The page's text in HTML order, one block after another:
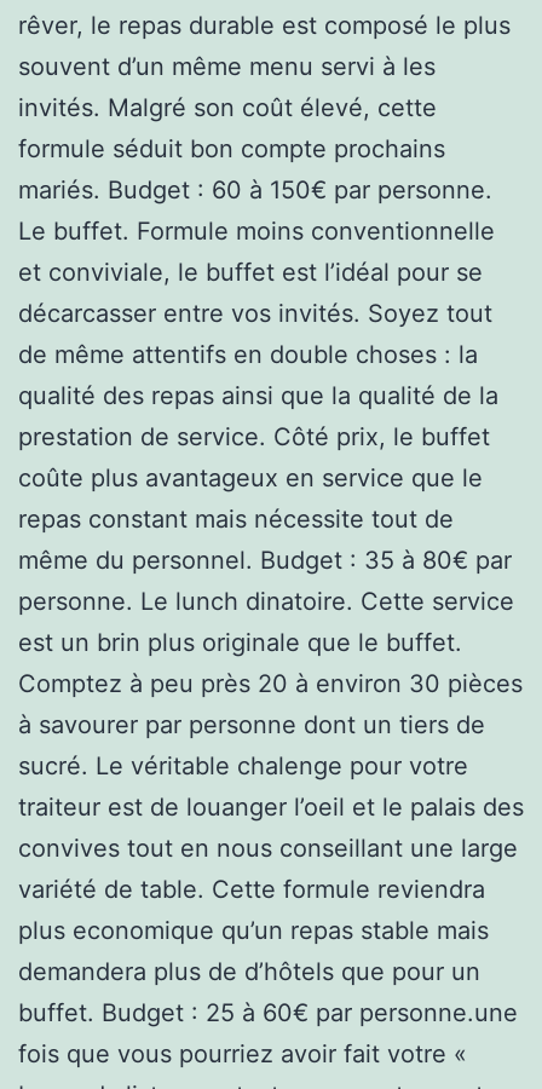
rêver, le repas durable est composé le plus
souvent d’un même menu servi à les
invités. Malgré son coût élevé, cette
formule séduit bon compte prochains
mariés. Budget : 60 à 150€ par personne.
Le buffet. Formule moins conventionnelle
et conviviale, le buffet est l’idéal pour se
décarcasser entre vos invités. Soyez tout
de même attentifs en double choses : la
qualité des repas ainsi que la qualité de la
prestation de service. Côté prix, le buffet
coûte plus avantageux en service que le
repas constant mais nécessite tout de
même du personnel. Budget : 35 à 80€ par
personne. Le lunch dinatoire. Cette service
est un brin plus originale que le buffet.
Comptez à peu près 20 à environ 30 pièces
à savourer par personne dont un tiers de
sucré. Le véritable chalenge pour votre
traiteur est de louanger l’oeil et le palais des
convives tout en nous conseillant une large
variété de table. Cette formule reviendra
plus economique qu’un repas stable mais
demandera plus de d’hôtels que pour un
buffet. Budget : 25 à 60€ par personne.une
fois que vous pourriez avoir fait votre «